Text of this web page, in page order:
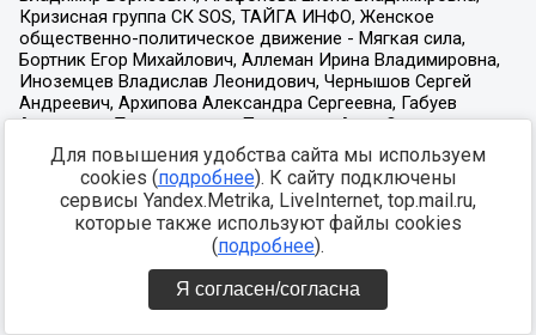
Для повышения удобства сайта мы используем
cookies (подробнее). К сайту подключены
сервисы Yandex.Metrika, LiveInternet, top.mail.ru,
которые также используют файлы cookies
(подробнее).
Я согласен/согласна